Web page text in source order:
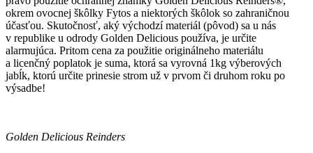
okrem ovocnej škôlky Fytos a niektorých škôlok so zahraničnou
účasťou. Skutočnosť, aký východzí materiál (pôvod) sa u nás
v republike u odrody Golden Delicious používa, je určite
alarmujúca. Pritom cena za použitie originálneho materiálu
a licenčný poplatok je suma, ktorá sa vyrovná 1kg výberových
jabĺk, ktorú určite prinesie strom už v prvom či druhom roku po
výsadbe!
Golden Delicious Reinders